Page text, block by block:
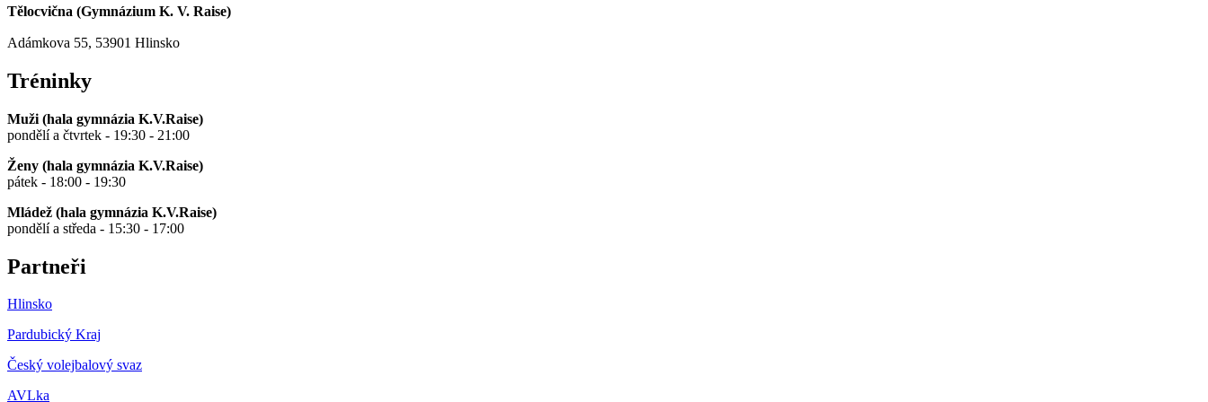
Tělocvična (Gymnázium K. V. Raise)
Adámkova 55, 53901 Hlinsko
Tréninky
Muži (hala gymnázia K.V.Raise)
pondělí a čtvrtek - 19:30 - 21:00
Ženy (hala gymnázia K.V.Raise)
pátek - 18:00 - 19:30
Mládež (hala gymnázia K.V.Raise)
pondělí a středa - 15:30 - 17:00
Partneři
Hlinsko
Pardubický Kraj
Český volejbalový svaz
AVLka